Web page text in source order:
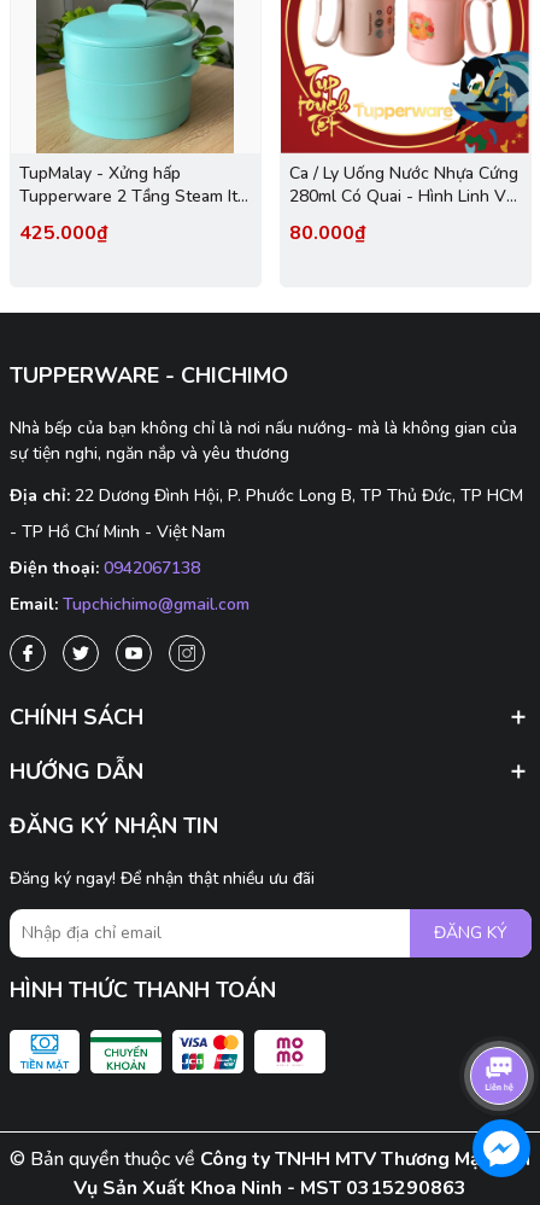
TupMalay - Xửng hấp
Tupperware 2 Tầng Steam It -
425.000₫
Ca / Ly Uống Nước Nhựa Cứng
280ml Có Quai - Hình Linh Vật
80.000₫
TUPPERWARE - CHICHIMO
Nhà bếp của bạn không chỉ là nơi nấu nướng- mà là không gian của
sự tiện nghi, ngăn nắp và yêu thương
Địa chỉ: 22 Dương Đình Hội, P. Phước Long B, TP Thủ Đức, TP HCM
- TP Hồ Chí Minh - Việt Nam
Điện thoại: 0942067138
Email: Tupchichimo@gmail.com
CHÍNH SÁCH
HƯỚNG DẪN
ĐĂNG KÝ NHẬN TIN
Đăng ký ngay! Để nhận thật nhiều ưu đãi
ĐĂNG KÝ
HÌNH THỨC THANH TOÁN
© Bản quyền thuộc về Công ty TNHH MTV Thương Mại Dịch
Vụ Sản Xuất Khoa Ninh - MST 0315290863